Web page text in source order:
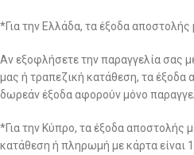
*Για την Ελλάδα, τα έξοδα αποστολής
Αν εξοφλήσετε την παραγγελία σας
μας ή τραπεζική κατάθεση, τα έξοδα
δωρεάν έξοδα αφορούν μόνο
*Για την Κύπρο, τα έξοδα αποστολής
κατάθεση ή πληρωμή με κάρτα είναι